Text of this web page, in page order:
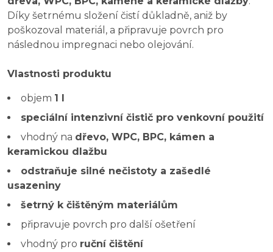
Díky šetrnému složení čistí důkladně, aniž by
poškozoval materiál, a připravuje povrch pro
následnou impregnaci nebo olejování.
Vlastnosti produktu
objem 1 l
speciální intenzivní čistič pro venkovní použití
vhodný na dřevo, WPC, BPC, kámen a
keramickou dlažbu
odstraňuje silné nečistoty a zašedlé
usazeniny
šetrný k čištěným materiálům
připravuje povrch pro další ošetření
vhodný pro ruční čištění